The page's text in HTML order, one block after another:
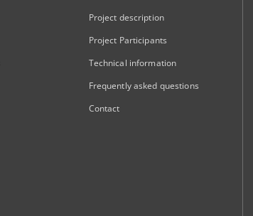
Project description
Project Participants
Technical information
Frequently asked questions
Contact